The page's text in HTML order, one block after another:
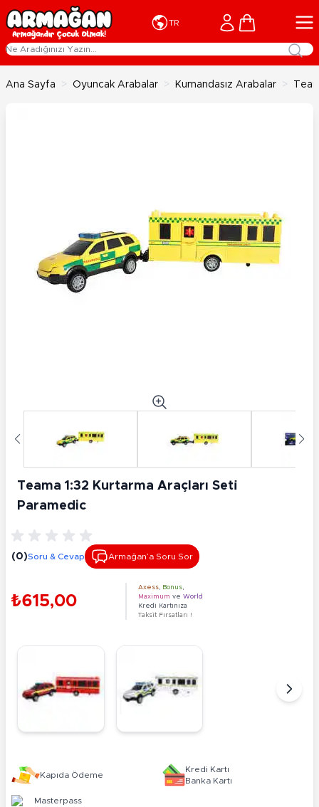
İçeriğe geç
TR Cart
Ana Sayfa > Oyuncak Arabalar > Kumandasız Arabalar >
Teama 1:32 Kurtarma Araçları Seti̇
Paramedic
(0)Soru & Cevap Armağan’a Soru Sor
₺615,00
Axess Bonus
Maximum ve World
Kredi Kartınıza
Taksit Fırsatları !
Kapıda Ödeme
Kredi Kartı
Banka Kartı
Masterpass